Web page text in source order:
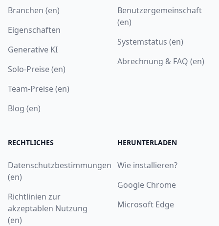
Branchen (en)
Eigenschaften
Generative KI
Solo-Preise (en)
Team-Preise (en)
Blog (en)
Benutzergemeinschaft
(en)
Systemstatus (en)
Abrechnung & FAQ (en)
RECHTLICHES
Datenschutzbestimmungen
(en)
Richtlinien zur
akzeptablen Nutzung
(en)
HERUNTERLADEN
Wie installieren?
Google Chrome
Microsoft Edge